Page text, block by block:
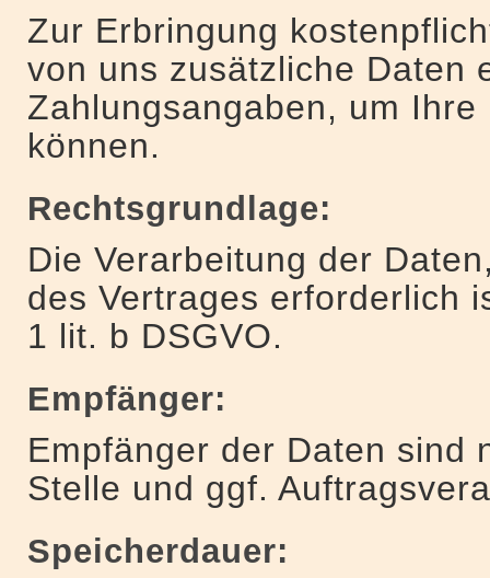
Zur Erbringung
von uns zusätzliche Daten
Zahlungsangaben, um
können.
Rechtsgrundlage:
Die Verarbeitung der
des Vertrages erforderlich
1 lit. b DSGVO.
Empfänger:
Empfänger der Daten sind
Stelle und ggf.
Speicherdauer: